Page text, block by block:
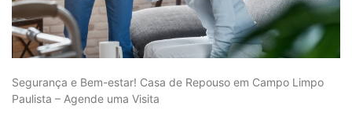
Segurança e Bem-estar! Casa de Repouso em Campo Limpo
Paulista – Agende uma Visita